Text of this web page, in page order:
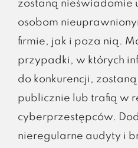
zostaną nieświadomie
osobom
firmie, jak i poza nią.
przypadki, w których
do konkurencji,
publicznie lub trafią w
cyberprzestępców.
nieregularne audyty i